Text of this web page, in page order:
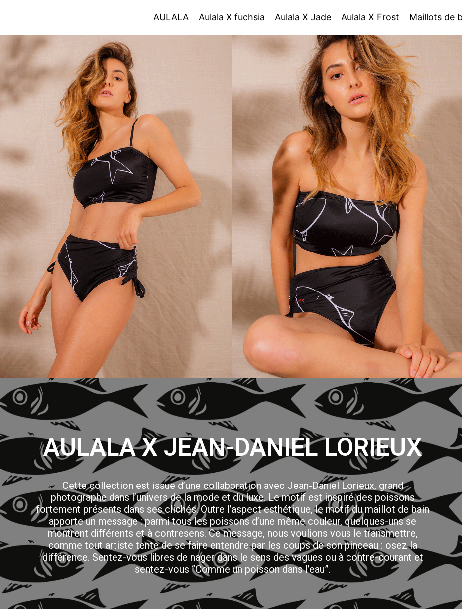
AULALA Aulala X fuchsia Aulala X Jade Aulala X Frost Maillots de
AULALA X JEAN-DANIEL LORIEUX
Cette collection est issue d’une collaboration avec Jean-Daniel Lorieux, grand
photographe dans l’univers de la mode et du luxe. Le motif est inspiré des poissons
fortement présents dans ses clichés. Outre l’aspect esthétique, le motif du maillot de bain
apporte un message : parmi tous les poissons d’une même couleur, quelques-uns se
montrent différents et à contresens. Ce message, nous voulions vous le transmettre,
comme tout artiste tente de se faire entendre par les coups de son pinceau : osez la
différence. Sentez-vous libres de nager dans le sens des vagues ou à contre-courant et
sentez-vous “Comme un poisson dans l’eau”.